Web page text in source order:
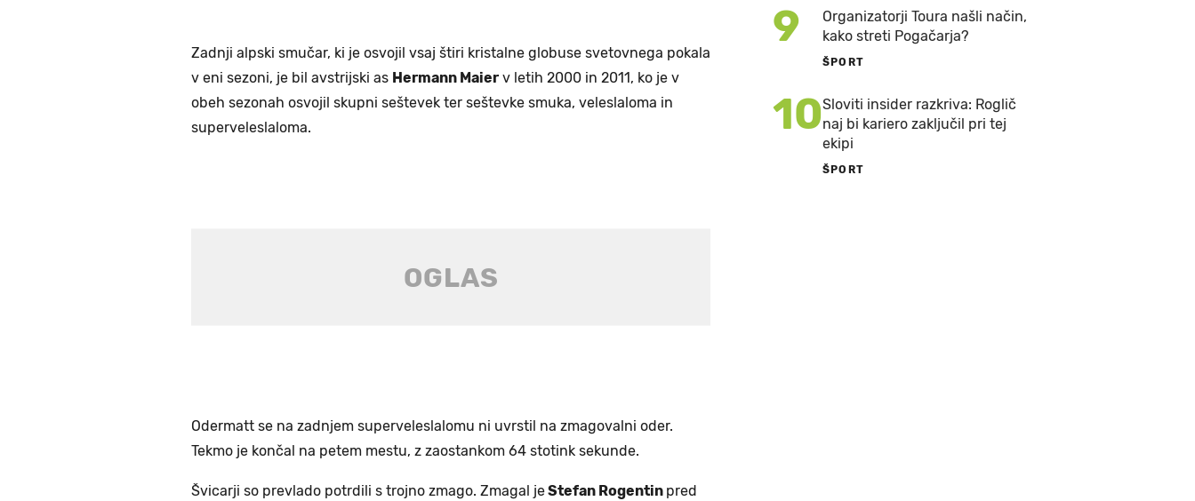
Zadnji alpski smučar, ki je osvojil vsaj štiri kristalne globuse svetovnega pokala
v eni sezoni, je bil avstrijski as Hermann Maier v letih 2000 in 2011, ko je v
obeh sezonah osvojil skupni seštevek ter seštevke smuka, veleslaloma in
superveleslaloma.
Odermatt se na zadnjem superveleslalomu ni uvrstil na zmagovalni oder.
Tekmo je končal na petem mestu, z zaostankom 64 stotink sekunde.
Švicarji so prevlado potrdili s trojno zmago. Zmagal jeStefan Rogentin pred
9
Organizatorji Toura našli način,
kako streti Pogačarja?
ŠPORT
10Sloviti insider razkriva: Roglič
naj bi kariero zaključil pri tej
ekipi
ŠPORT